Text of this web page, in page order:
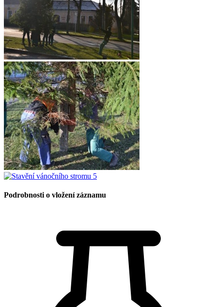
Podrobnosti o vložení záznamu